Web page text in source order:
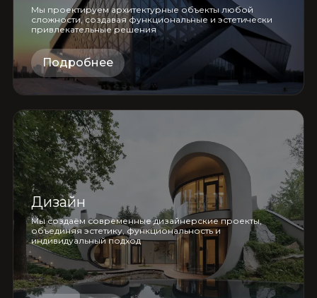
Мы проектируем архитектурные объекты любой
сложности, создавая функциональные и эстетически
привлекательные решения
Подробнее
Дизайн
Мы создаём современные дизайнерские проекты,
объединяя эстетику, функциональность и
индивидуальный подход